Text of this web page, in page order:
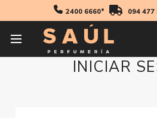
2400 6660* 094 477
INICIAR